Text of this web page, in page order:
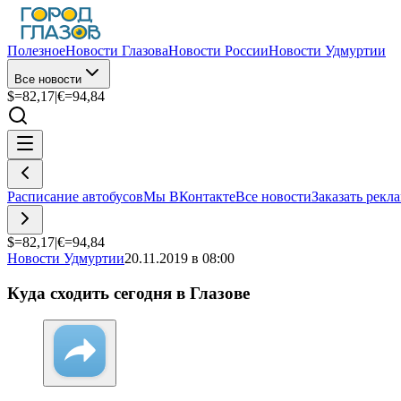
ПолезноеНовости ГлазоваНовости РоссииНовости Удмуртии
Все новости
$=82,17|€=94,84
Расписание автобусовМы ВКонтактеВсе новостиЗаказать
$=82,17|€=94,84
Новости Удмуртии20.11.2019 в 08:00
Куда сходить сегодня в Глазове